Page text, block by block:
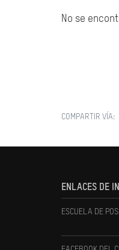
No se
COMPARTIR VÍA:
ENLACES DE
ESCUELA DE